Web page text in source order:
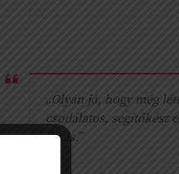
„Olyan jó, hogy még
csodálatos, segítőkész
Ön is.”